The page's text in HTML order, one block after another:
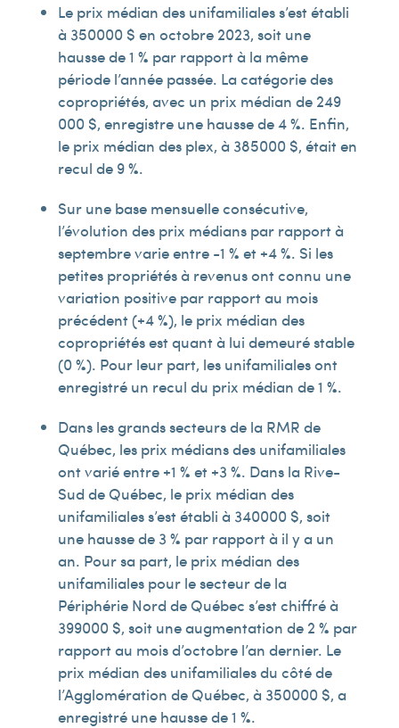
Le prix médian des unifamiliales s’est établi
à 350 000 $ en octobre 2023, soit une
hausse de 1 % par rapport à la même
période l’année passée. La catégorie des
copropriétés, avec un prix médian de 249
000 $, enregistre une hausse de 4 %. Enfin,
le prix médian des plex, à 385 000 $, était en
recul de 9 %.
Sur une base mensuelle consécutive,
l’évolution des prix médians par rapport à
septembre varie entre -1 % et +4 %. Si les
petites propriétés à revenus ont connu une
variation positive par rapport au mois
précédent (+4 %), le prix médian des
copropriétés est quant à lui demeuré stable
(0 %). Pour leur part, les unifamiliales ont
enregistré un recul du prix médian de 1 %.
Dans les grands secteurs de la RMR de
Québec, les prix médians des unifamiliales
ont varié entre +1 % et +3 %. Dans la Rive-
Sud de Québec, le prix médian des
unifamiliales s’est établi à 340 000 $, soit
une hausse de 3 % par rapport à il y a un
an. Pour sa part, le prix médian des
unifamiliales pour le secteur de la
Périphérie Nord de Québec s’est chiffré à
399 000 $, soit une augmentation de 2 % par
rapport au mois d’octobre l’an dernier. Le
prix médian des unifamiliales du côté de
l’Agglomération de Québec, à 350 000 $, a
enregistré une hausse de 1 %.